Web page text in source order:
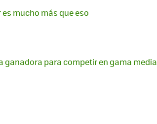
mucho más que eso
ganadora para competir en gama media